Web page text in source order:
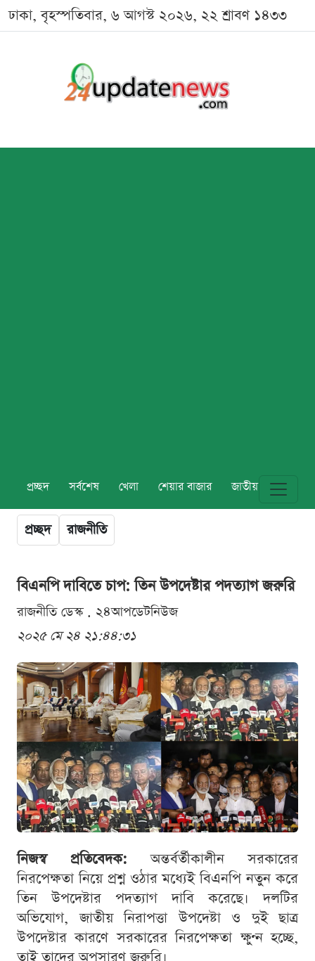
ঢাকা, বৃহস্পতিবার, ৬ আগস্ট ২০২৬, ২২ শ্রাবণ ১৪৩৩
প্রচ্ছদ সর্বশেষ খেলা শেয়ার বাজার জাতীয় বিশ্ব
প্রচ্ছদ রাজনীতি
বিএনপি দাবিতে চাপ: তিন উপদেষ্টার পদত্যাগ জরুরি
রাজনীতি ডেস্ক . ২৪আপডেটনিউজ
২০২৫ মে ২৪ ২১:৪৪:৩১
নিজস্ব প্রতিবেদক: অন্তর্বর্তীকালীন সরকারের
নিরপেক্ষতা নিয়ে প্রশ্ন ওঠার মধ্যেই বিএনপি নতুন করে
তিন উপদেষ্টার পদত্যাগ দাবি করেছে। দলটির
অভিযোগ, জাতীয় নিরাপত্তা উপদেষ্টা ও দুই ছাত্র
উপদেষ্টার কারণে সরকারের নিরপেক্ষতা ক্ষুণ্ন হচ্ছে,